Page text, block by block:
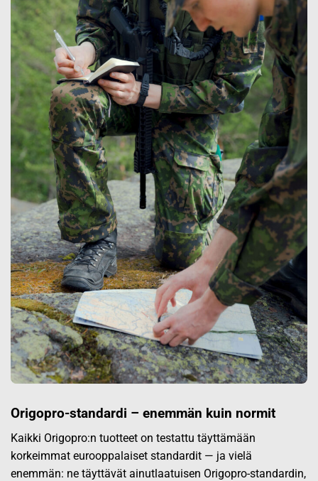
Origopro-standardi – enemmän kuin normit
Kaikki Origopro:n tuotteet on testattu täyttämään
korkeimmat eurooppalaiset standardit — ja vielä
enemmän: ne täyttävät ainutlaatuisen Origopro-standardin,